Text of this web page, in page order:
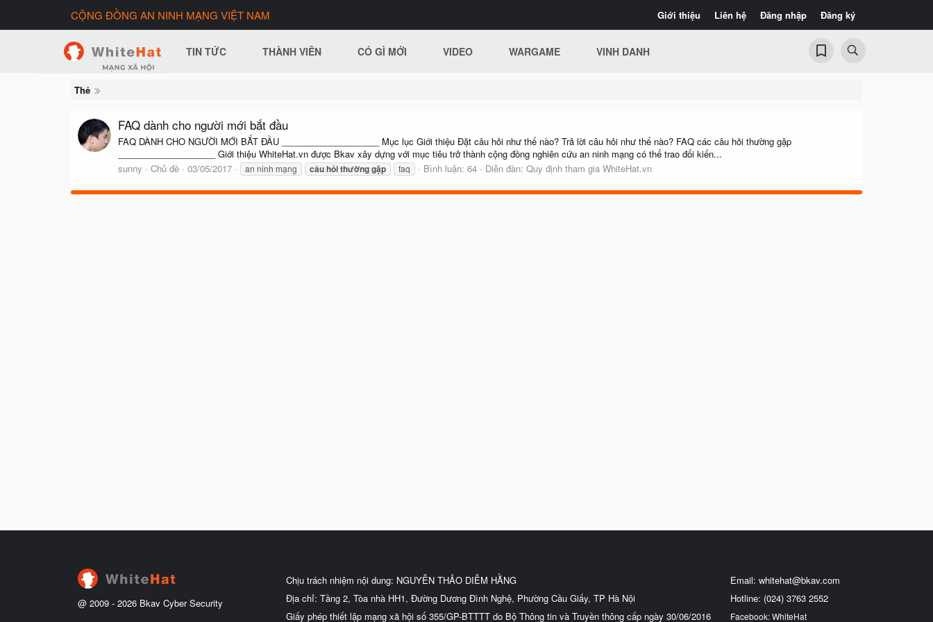
Giới thiệu Liên hệ Đăng nhập Đăng ký
CỘNG ĐỒNG AN NINH MẠNG VIỆT NAM
TIN TỨC THÀNH VIÊN CÓ GÌ MỚI VIDEO WARGAME VINH DANH
Thẻ
FAQ dành cho người mới bắt đầu
FAQ DÀNH CHO NGƯỜI MỚI BẮT ĐẦU ____________________ Mục lục Giới thiệu Đặt câu hỏi như thế nào? Trả lời câu hỏi như thế nào? FAQ các câu hỏi thường gặp
____________________ Giới thiệu WhiteHat.vn được Bkav xây dựng với mục tiêu trở thành cộng đồng nghiên cứu an ninh mạng có thể trao đổi kiến...
sunny
Chủ đề 03/05/2017 an ninh mạng câuhỏithườnggặp faq Bình luận: 64 Diễn đàn: Quy định tham gia WhiteHat.vn
@ 2009 - 2026 Bkav Cyber Security
Chịu trách nhiệm nội dung: NGUYỄN THẢO DIỄM HẰNG
Địa chỉ: Tầng 2, Tòa nhà HH1, Đường Dương Đình Nghệ, Phường Cầu Giấy, TP Hà Nội
Giấy phép thiết lập mạng xã hội số 355/GP-BTTTT do Bộ Thông tin và Truyền thông cấp ngày 30/06/2016
Email: whitehat@bkav.com
Hotline: (024) 3763 2552
Facebook: WhiteHat